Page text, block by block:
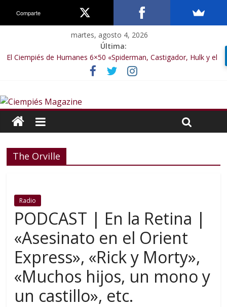
martes, agosto 4, 2026
Última:
El Ciempiés de Humanes 6×50 «Spiderman, Castigador, Hulk y el
final de la sexta temporada»
El Ciempiés de Humanes 6×49 «Kiritaaaaa»
El Ciempiés de Humanes 6×47 «De nada por nada»
El Ciempiés de Humanes 6×46 «Ciudadano Minion»
The Orville
Radio
PODCAST | En la Retina |
«Asesinato en el Orient
Express», «Rick y Morty»,
«Muchos hijos, un mono y
un castillo», etc.
Comparte